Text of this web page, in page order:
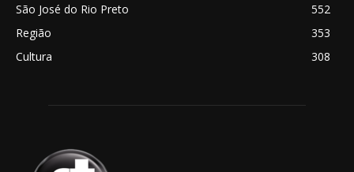
São José do Rio Preto
552
Região
353
Cultura
308